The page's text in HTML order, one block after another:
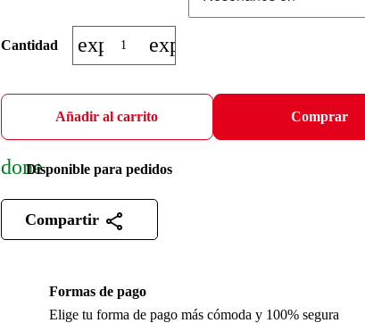
Cantidad expand_moreexpand_less
Añadir al carrito Comprar
doneDisponible para pedidos
Compartir
Formas de pago
Elige tu forma de pago más cómoda y 100% segura